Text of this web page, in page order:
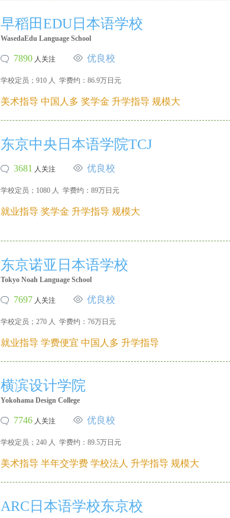
早稻田EDU日本语学校
WasedaEdu Language School
7890 人关注 优良校
学校定员；910 人 学费约：86.9万日元
美术指导 中国人多 奖学金 升学指导 规模大
东京中央日本语学院TCJ
3681 人关注 优良校
学校定员；1080 人 学费约：89万日元
就业指导 奖学金 升学指导 规模大
东京诺亚日本语学校
Tokyo Noah Language School
7697 人关注 优良校
学校定员；270 人 学费约：76万日元
就业指导 学费便宜 中国人多 升学指导
横滨设计学院
Yokohama Design College
7746 人关注 优良校
学校定员；240 人 学费约：89.5万日元
美术指导 半年交学费 学校法人 升学指导 规模大
ARC日本语学校东京校